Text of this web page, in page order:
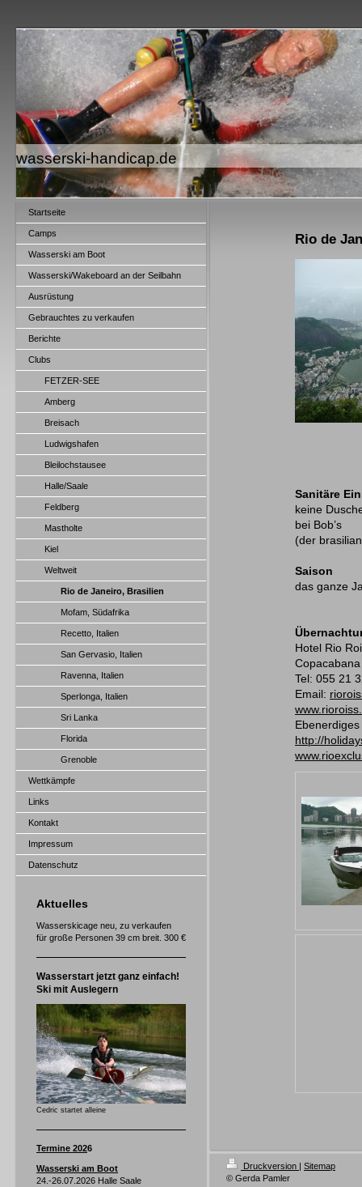
wasserski-handicap.de
Startseite
Camps
Wasserski am Boot
Wasserski/Wakeboard an der Seilbahn
Ausrüstung
Gebrauchtes zu verkaufen
Berichte
Clubs
FETZER-SEE
Amberg
Breisach
Ludwigshafen
Bleilochstausee
Halle/Saale
Feldberg
Mastholte
Kiel
Weltweit
Rio de Janeiro, Brasilien
Mofam, Südafrika
Recetto, Italien
San Gervasio, Italien
Ravenna, Italien
Sperlonga, Italien
Sri Lanka
Florida
Grenoble
Wettkämpfe
Links
Kontakt
Impressum
Datenschutz
Aktuelles
Wasserskicage neu, zu verkaufen
für große Personen 39 cm breit. 300 €
Wasserstart jetzt ganz einfach!
Ski mit Auslegern
Cedric startet alleine
Termine 2026
Wasserski am Boot
24.-26.07.2026 Halle Saale
Rio de
Sanitäre
keine
bei Bob’s
(der
Saison
das ganze
Hotel Rio
Tel: 055 21
Email:
http://
Druckversion | Sitemap
© Gerda Pamler